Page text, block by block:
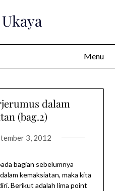
Menu
dalam
(bag.2)
3, 2012
bagian sebelumnya
kemaksiatan, maka kita
Berikut adalah lima point